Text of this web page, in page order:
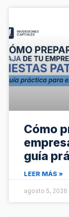
Cómo
guía
LEER MÁS »
agosto 5, 2026